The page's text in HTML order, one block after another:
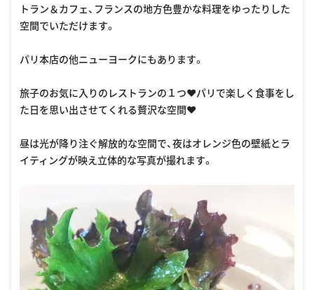
トラン＆カフェ、フランスの地方色豊かな料理をゆったりした
空間でいただけます。
パリ本店の他ニューヨークにもあります。
旅子のお気に入りのレストランの１つ❤️パリで楽しく食事をし
た日を思い出させてくれる贅沢な空間❤️
昼は光が降り注ぐ解放的な空間で、夜はオレンジ色の壁紙とラ
イティングが映え立体的な写真が撮れます。